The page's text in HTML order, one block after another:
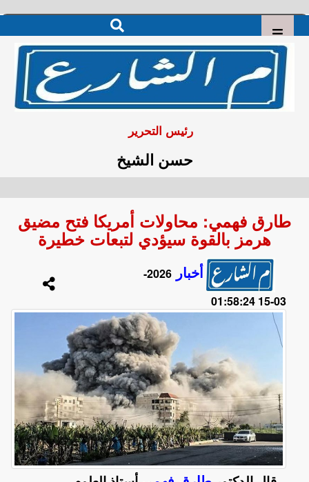
رئيس التحرير
حسن الشيخ
طارق فهمي: محاولات أمريكا فتح مضيق
هرمز بالقوة سيؤدي لتبعات خطيرة
أخبار
2026-
03-15 01:58:24